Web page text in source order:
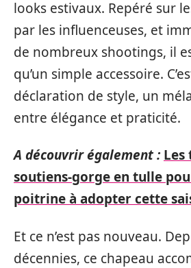
looks estivaux. Repéré sur
par les influenceuses, et
de nombreux shootings, il
qu’un simple accessoire.
déclaration de style, un
entre élégance et praticité.
A découvrir également : Les
soutiens-gorge en tulle
poitrine à adopter cette
Et ce n’est pas nouveau.
décennies, ce chapeau